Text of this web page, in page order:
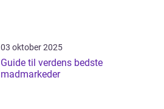
03 oktober 2025
Guide til verdens bedste
madmarkeder